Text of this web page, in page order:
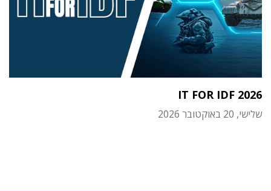
IT FOR IDF 2026
שלישי, 20 באוקטובר 2026